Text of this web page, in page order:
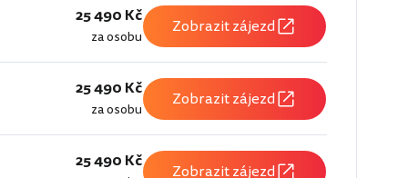
25 490 Kč
za osobu Zobrazit zájezd
25 490 Kč
za osobu Zobrazit zájezd
25 490 Kč Zobrazit zájezd